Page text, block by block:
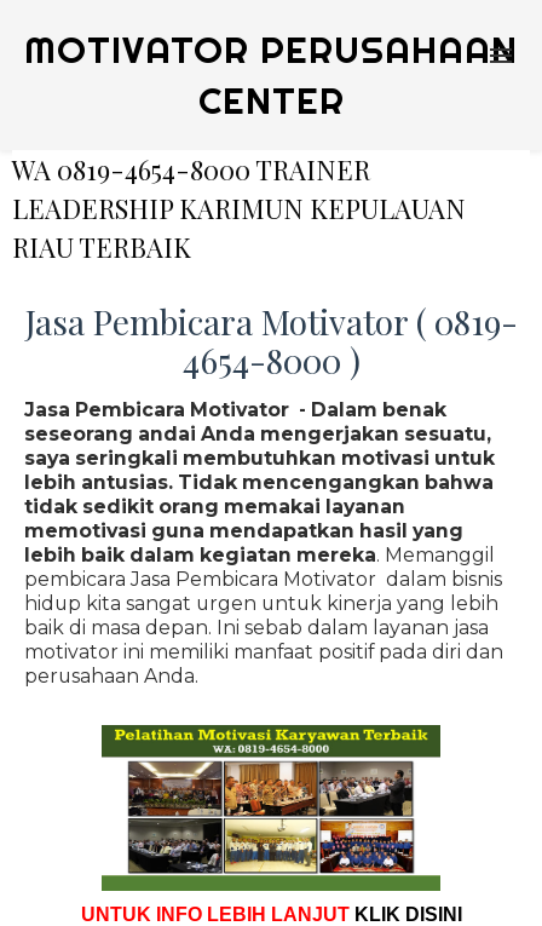
MOTIVATOR PERUSAHAAN
CENTER
WA 0819-4654-8000 TRAINER
LEADERSHIP KARIMUN KEPULAUAN
RIAU TERBAIK
Jasa Pembicara Motivator ( 0819-
4654-8000 )
Jasa Pembicara Motivator - Dalam benak
seseorang andai Anda mengerjakan sesuatu,
saya seringkali membutuhkan motivasi untuk
lebih antusias. Tidak mencengangkan bahwa
tidak sedikit orang memakai layanan
memotivasi guna mendapatkan hasil yang
lebih baik dalam kegiatan mereka. Memanggil
pembicara Jasa Pembicara Motivator dalam bisnis
hidup kita sangat urgen untuk kinerja yang lebih
baik di masa depan. Ini sebab dalam layanan jasa
motivator ini memiliki manfaat positif pada diri dan
perusahaan Anda.
UNTUK INFO LEBIH LANJUT KLIK DISINI